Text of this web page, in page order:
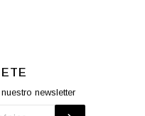
newsletter